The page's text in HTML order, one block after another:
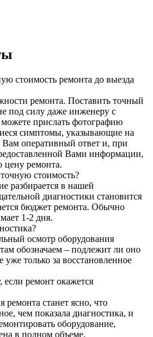
стоимость ремонта до выезда
ремонта. Поставить точный
под силу даже инженеру с
прислать фотографию
симптомы, указывающие на
оперативный ответ и, при
Вами информации,
цену ремонта.
стоимость?
разбирается в нашей
диагностики становится
бюджет ремонта. Обычно
1-2 дня.
осмотр оборудования
обозначаем – подлежит ли оно
только за восстановленное
если ремонт окажется
станет ясно, что
чем показала диагностика, и
оборудование,
в полном объеме.